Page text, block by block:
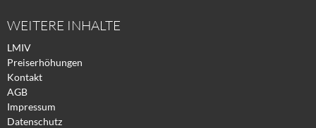
WEITERE INHALTE
LMIV
Preiserhöhungen
Kontakt
AGB
Impressum
Datenschutz